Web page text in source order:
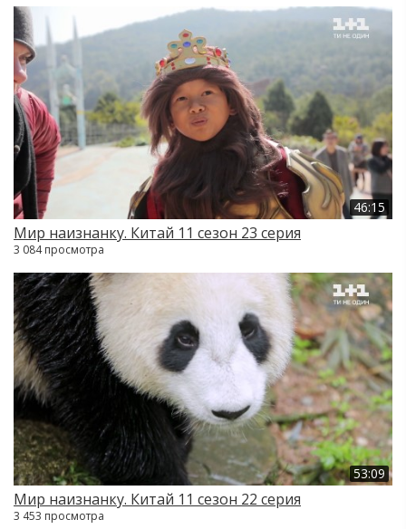
46:15
Мир наизнанку. Китай 11 сезон 23 серия
3 084 просмотра
53:09
Мир наизнанку. Китай 11 сезон 22 серия
3 453 просмотра